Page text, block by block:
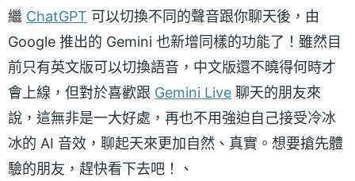
繼 ChatGPT 可以切換不同的聲音跟你聊天後，由
Google 推出的 Gemini 也新增同樣的功能了！雖然目
前只有英文版可以切換語音，中文版還不曉得何時才
會上線，但對於喜歡跟 Gemini Live 聊天的朋友來
說，這無非是一大好處，再也不用強迫自己接受冷冰
冰的 AI 音效，聊起天來更加自然、真實。想要搶先體
驗的朋友，趕快看下去吧！、